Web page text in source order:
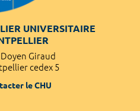
UNIVERSITAIRE
Giraud
cedex 5
le CHU